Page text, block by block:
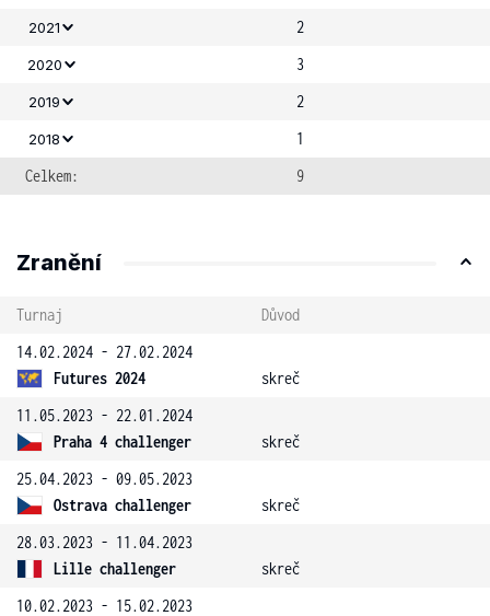
2021 2
2020 3
2019 2
2018
1
Celkem:
9
Zranění
Turnaj
Důvod
14.02.2024 - 27.02.2024
Futures 2024
skreč
11.05.2023 - 22.01.2024
Praha 4 challenger
skreč
25.04.2023 - 09.05.2023
Ostrava challenger
skreč
28.03.2023 - 11.04.2023
Lille challenger
skreč
10.02.2023 - 15.02.2023